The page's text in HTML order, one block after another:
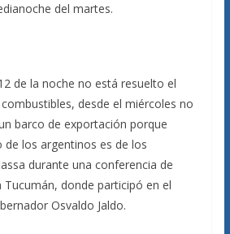
del martes.
de la noche no está resuelto el
desde el miércoles no
barco de exportación porque
los argentinos es de los
durante una conferencia de
Tucumán, donde participó en el
Osvaldo Jaldo.